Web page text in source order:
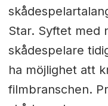
Star. Syftet med
skådespelare
ha möjlighet att
filmbranschen.